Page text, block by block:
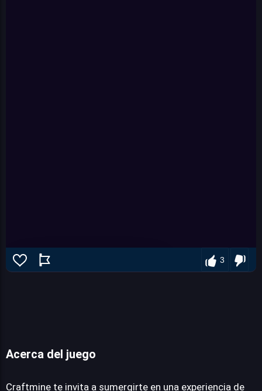
3
Acerca del juego
Craftmine te invita a sumergirte en una experiencia de